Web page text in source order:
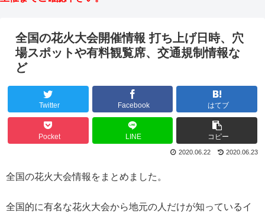
全国の花火大会開催情報 打ち上げ日時、穴
場スポットや有料観覧席、交通規制情報な
ど
Twitter Facebook はてブ
Pocket LINE コピー
2020.06.23
2020.06.22
全国の花火大会情報をまとめました。
全国的に有名な花火大会から地元の人だけが知っているイ